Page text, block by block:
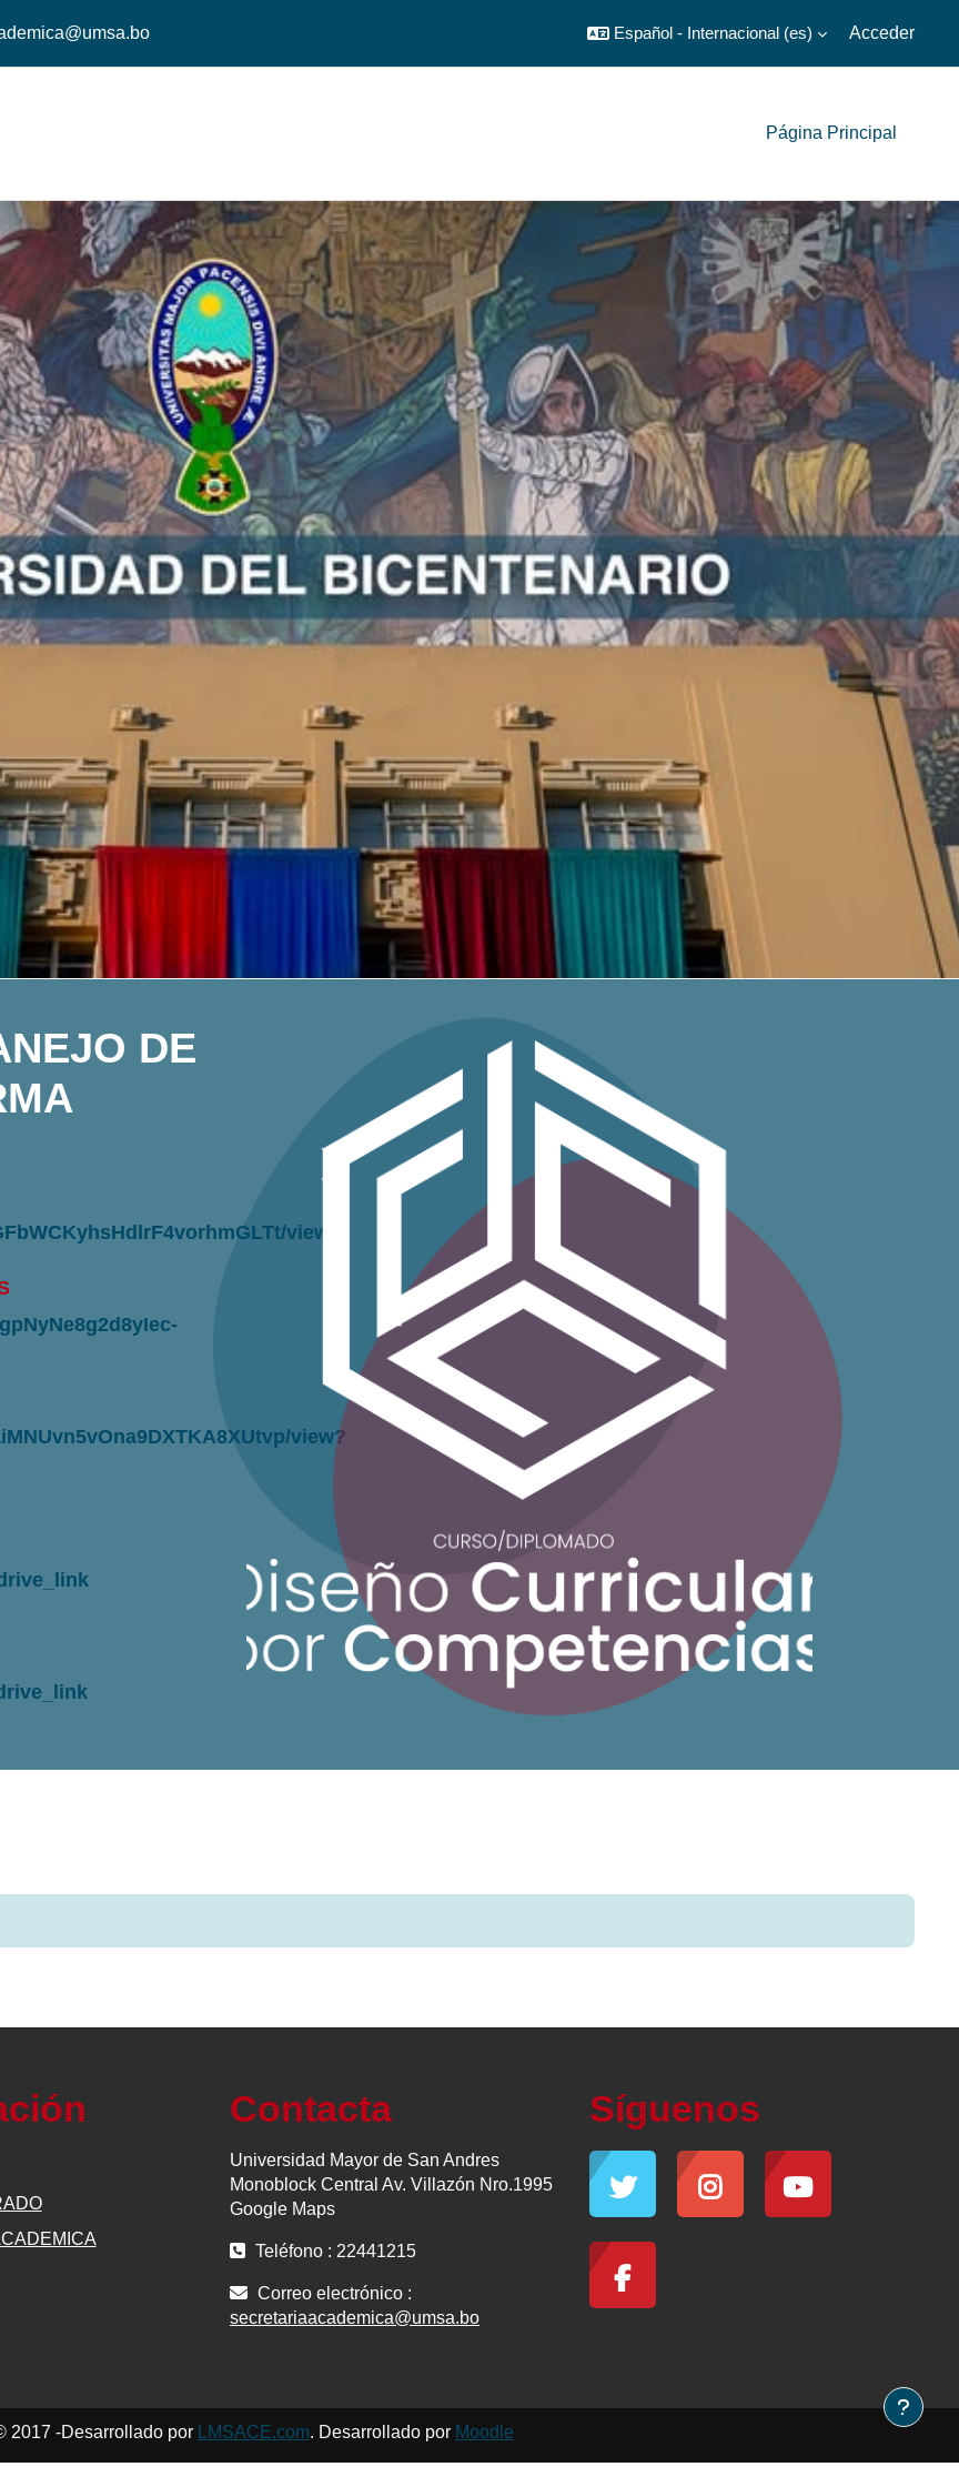
Español - Internacional ‎(es)‎ Acceder
Página Principal
DE
view?
view?
Contacta
Universidad Mayor de San Andres
Monoblock Central Av. Villazón Nro.1995
Google Maps
Teléfono : 22441215
Correo electrónico :
secretariaacademica@umsa.bo
Síguenos
2017 -Desarrollado por LMSACE.com. Desarrollado por Moodle